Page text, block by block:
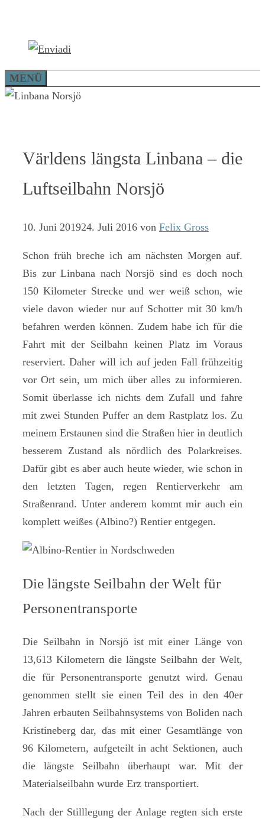
springen
MENÜ
Världens längsta Linbana – die
Luftseilbahn Norsjö
10. Juni 201924. Juli 2016 von Felix Gross
Schon früh breche ich am nächsten Morgen auf.
Bis zur Linbana nach Norsjö sind es doch noch
150 Kilometer Strecke und wer weiß schon, wie
viele davon wieder nur auf Schotter mit 30 km/h
befahren werden können. Zudem habe ich für die
Fahrt mit der Seilbahn keinen Platz im Voraus
reserviert. Daher will ich auf jeden Fall frühzeitig
vor Ort sein, um mich über alles zu informieren.
Somit überlasse ich nichts dem Zufall und fahre
mit zwei Stunden Puffer an dem Rastplatz los. Zu
meinem Erstaunen sind die Straßen hier in deutlich
besserem Zustand als nördlich des Polarkreises.
Dafür gibt es aber auch heute wieder, wie schon in
den letzten Tagen, regen Rentierverkehr am
Straßenrand. Unter anderem kommt mir auch ein
komplett weißes (Albino?) Rentier entgegen.
Die längste Seilbahn der Welt für
Personentransporte
Die Seilbahn in Norsjö ist mit einer Länge von
13,613 Kilometern die längste Seilbahn der Welt,
die für Personentransporte genutzt wird. Genau
genommen stellt sie einen Teil des in den 40er
Jahren erbauten Seilbahnsystems von Boliden nach
Kristineberg dar, das mit einer Gesamtlänge von
96 Kilometern, aufgeteilt in acht Sektionen, auch
die längste Seilbahn überhaupt war. Mit der
Materialseilbahn wurde Erz transportiert.
Nach der Stilllegung der Anlage regten sich erste